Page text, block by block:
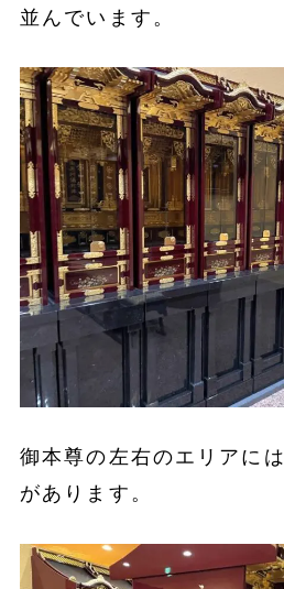
並んでいます。
御本尊の左右のエリアには
があります。